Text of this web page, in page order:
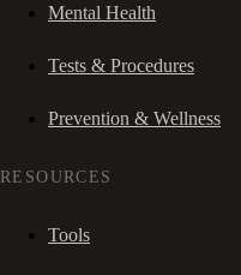
Mental Health
Tests & Procedures
Prevention & Wellness
RESOURCES
Tools